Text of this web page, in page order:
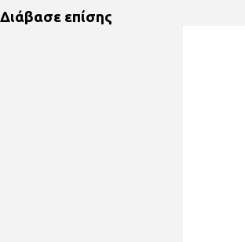
Διάβασε επίσης